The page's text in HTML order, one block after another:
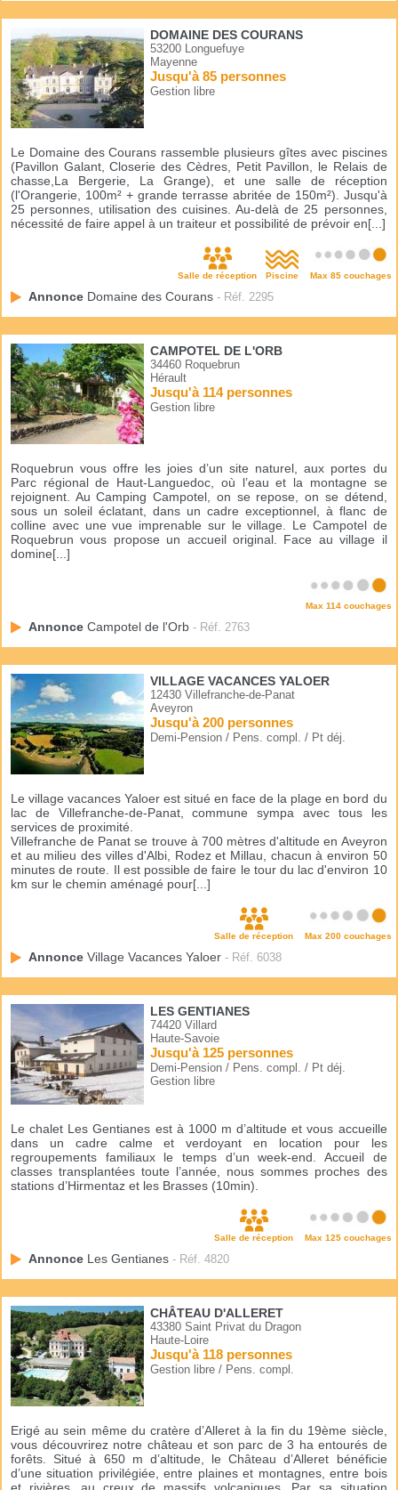
DOMAINE DES COURANS
53200 Longuefuye
Mayenne
Jusqu'à 85 personnes
Gestion libre
Le Domaine des Courans rassemble plusieurs gîtes avec piscines
(Pavillon Galant, Closerie des Cèdres, Petit Pavillon, le Relais de
chasse,La Bergerie, La Grange), et une salle de réception
(l'Orangerie, 100m² + grande terrasse abritée de 150m²). Jusqu'à
25 personnes, utilisation des cuisines. Au-delà de 25 personnes,
nécessité de faire appel à un traiteur et possibilité de prévoir en[...]
Salle de réception Piscine Max 85 couchages
Annonce Domaine des Courans - Réf. 2295
CAMPOTEL DE L'ORB
34460 Roquebrun
Hérault
Jusqu'à 114 personnes
Gestion libre
Roquebrun vous offre les joies d’un site naturel, aux portes du
Parc régional de Haut-Languedoc, où l’eau et la montagne se
rejoignent. Au Camping Campotel, on se repose, on se détend,
sous un soleil éclatant, dans un cadre exceptionnel, à flanc de
colline avec une vue imprenable sur le village. Le Campotel de
Roquebrun vous propose un accueil original. Face au village il
domine[...]
Max 114 couchages
Annonce Campotel de l'Orb - Réf. 2763
VILLAGE VACANCES YALOER
12430 Villefranche-de-Panat
Aveyron
Jusqu'à 200 personnes
Demi-Pension / Pens. compl. / Pt déj.
Le village vacances Yaloer est situé en face de la plage en bord du
lac de Villefranche-de-Panat, commune sympa avec tous les
services de proximité.
Villefranche de Panat se trouve à 700 mètres d'altitude en Aveyron
et au milieu des villes d'Albi, Rodez et Millau, chacun à environ 50
minutes de route. Il est possible de faire le tour du lac d'environ 10
km sur le chemin aménagé pour[...]
Salle de réception Max 200 couchages
Annonce Village Vacances Yaloer - Réf. 6038
LES GENTIANES
74420 Villard
Haute-Savoie
Jusqu'à 125 personnes
Demi-Pension / Pens. compl. / Pt déj.
Gestion libre
Le chalet Les Gentianes est à 1000 m d’altitude et vous accueille
dans un cadre calme et verdoyant en location pour les
regroupements familiaux le temps d’un week-end. Accueil de
classes transplantées toute l’année, nous sommes proches des
stations d’Hirmentaz et les Brasses (10min).
Salle de réception Max 125 couchages
Annonce Les Gentianes - Réf. 4820
CHÂTEAU D'ALLERET
43380 Saint Privat du Dragon
Haute-Loire
Jusqu'à 118 personnes
Gestion libre / Pens. compl.
Erigé au sein même du cratère d’Alleret à la fin du 19ème siècle,
vous découvrirez notre château et son parc de 3 ha entourés de
forêts. Situé à 650 m d’altitude, le Château d’Alleret bénéficie
d’une situation privilégiée, entre plaines et montagnes, entre bois